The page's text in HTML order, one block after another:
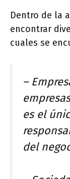
Dentro de la
encontrar
cuales se
–
es el
del